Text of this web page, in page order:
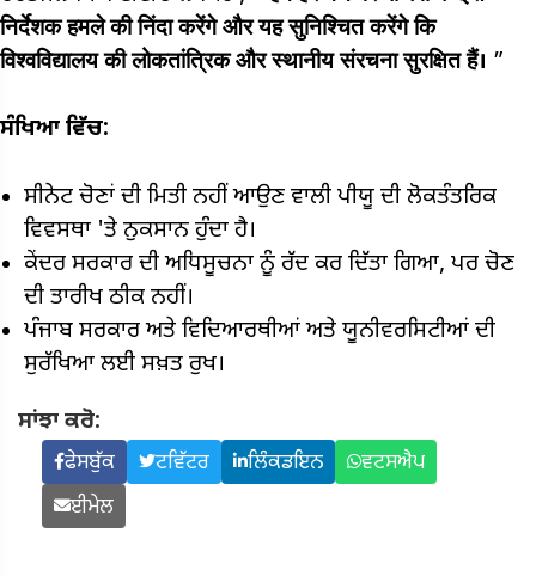
निर्देशक हमले की निंदा करेंगे और यह सुनिश्चित करेंगे कि
विश्वविद्यालय की लोकतांत्रिक और स्थानीय संरचना सुरक्षित हैं। ”
ਸੰਖਿਆ ਵਿੱਚ:
ਸੀਨੇਟ ਚੋਣਾਂ ਦੀ ਮਿਤੀ ਨਹੀਂ ਆਉਣ ਵਾਲੀ ਪੀਯੂ ਦੀ ਲੋਕਤੰਤਰਿਕ
ਵਿਵਸਥਾ 'ਤੇ ਨੁਕਸਾਨ ਹੁੰਦਾ ਹੈ।
ਕੇਂਦਰ ਸਰਕਾਰ ਦੀ ਅਧਿਸੂਚਨਾ ਨੂੰ ਰੱਦ ਕਰ ਦਿੱਤਾ ਗਿਆ, ਪਰ ਚੋਣ
ਦੀ ਤਾਰੀਖ ਠੀਕ ਨਹੀਂ।
ਪੰਜਾਬ ਸਰਕਾਰ ਅਤੇ ਵਿਦਿਆਰਥੀਆਂ ਅਤੇ ਯੂਨੀਵਰਸਿਟੀਆਂ ਦੀ
ਸੁਰੱਖਿਆ ਲਈ ਸਖ਼ਤ ਰੁਖ।
ਸਾਂਝਾ ਕਰੋ:
ਫੇਸਬੁੱਕ ਟਵਿੱਟਰ ਲਿੰਕਡਇਨ
ਵਟਸਐਪ
ਈਮੇਲ